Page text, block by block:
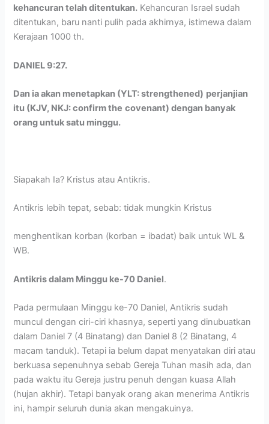
kehancuran telah ditentukan. Kehancuran Israel sudah
ditentukan, baru nanti pulih pada akhirnya, istimewa dalam
Kerajaan 1000 th.
DANIEL 9:27.
Dan ia akan menetapkan (YLT: strengthened) perjanjian
itu (KJV, NKJ: confirm the covenant) dengan banyak
orang untuk satu minggu.
Siapakah Ia? Kristus atau Antikris.
Antikris lebih tepat, sebab: tidak mungkin Kristus
menghentikan korban (korban = ibadat) baik untuk WL &
WB.
Antikris dalam Minggu ke-70 Daniel.
Pada permulaan Minggu ke-70 Daniel, Antikris sudah
muncul dengan ciri-ciri khasnya, seperti yang dinubuatkan
dalam Daniel 7 (4 Binatang) dan Daniel 8 (2 Binatang, 4
macam tanduk). Tetapi ia belum dapat menyatakan diri atau
berkuasa sepenuhnya sebab Gereja Tuhan masih ada, dan
pada waktu itu Gereja justru penuh dengan kuasa Allah
(hujan akhir). Tetapi banyak orang akan menerima Antikris
ini, hampir seluruh dunia akan mengakuinya.